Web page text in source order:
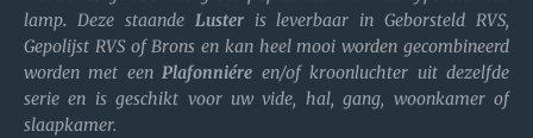
lamp. Deze staande Lusteris leverbaar in Geborsteld RVS,
Gepolijst RVS of Brons en kan heel mooi worden gecombineerd
worden met eenPlafonniére en/of kroonluchter uit dezelfde
serie en is geschikt voor uw vide, hal, gang, woonkamer of
slaapkamer.